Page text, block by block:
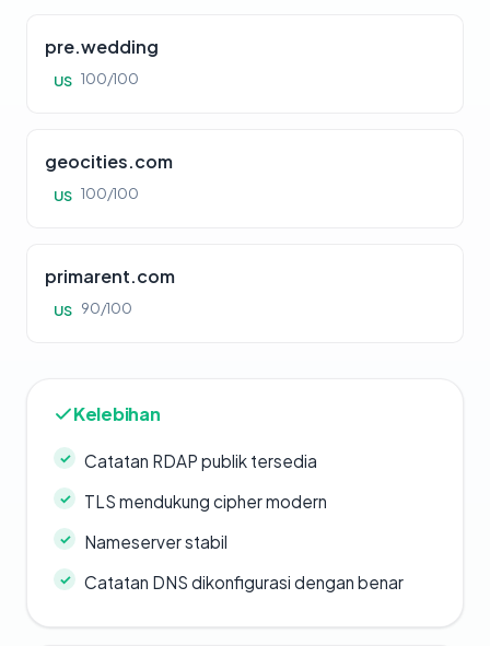
pre.wedding
US 100/100
geocities.com
US 100/100
primarent.com
US 90/100
Kelebihan
Catatan RDAP publik tersedia
TLS mendukung cipher modern
Nameserver stabil
Catatan DNS dikonfigurasi dengan benar